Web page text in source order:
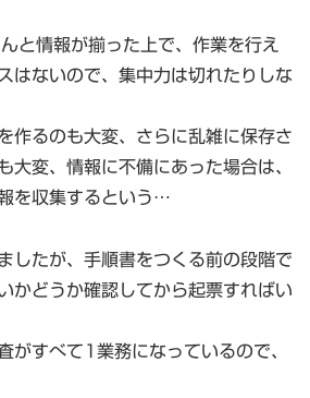
と情報が揃った上で、作業を行え
はないので、集中力は切れたりしな
作るのも大変、さらに乱雑に保存さ
大変、情報に不備にあった場合は、
を収集するという…
したが、手順書をつくる前の段階で
かどうか確認してから起票すればい
がすべて1業務になっているので、